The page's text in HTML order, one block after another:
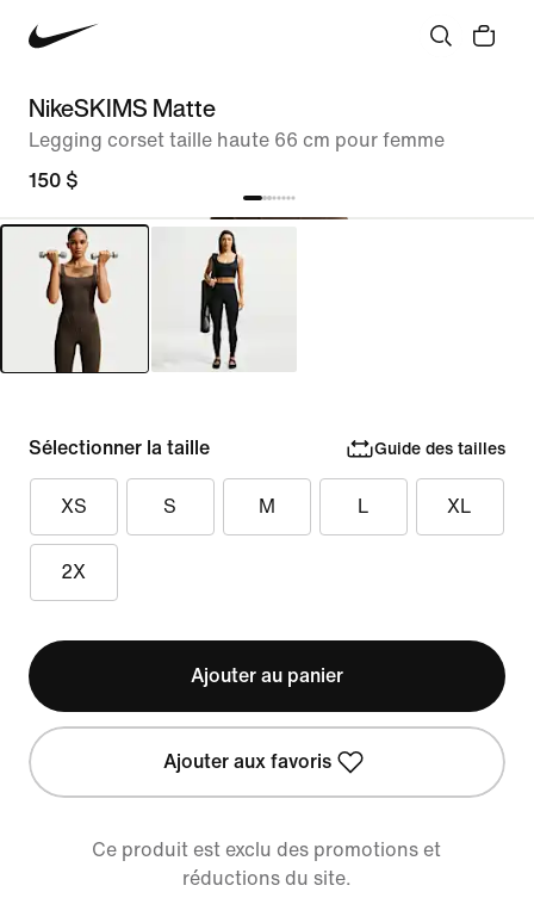
NikeSKIMS Matte
Legging corset taille haute 66 cm pour femme
150 $
Sélectionner la taille Guide des tailles
XS S M L XL
2X
Ajouter au panier
Ajouter aux favoris
Ce produit est exclu des promotions et
réductions du site.